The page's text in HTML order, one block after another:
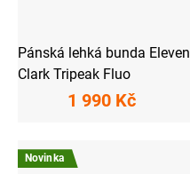
Pánská lehká bunda Eleven
Clark Tripeak Fluo
1 990 Kč
Novinka